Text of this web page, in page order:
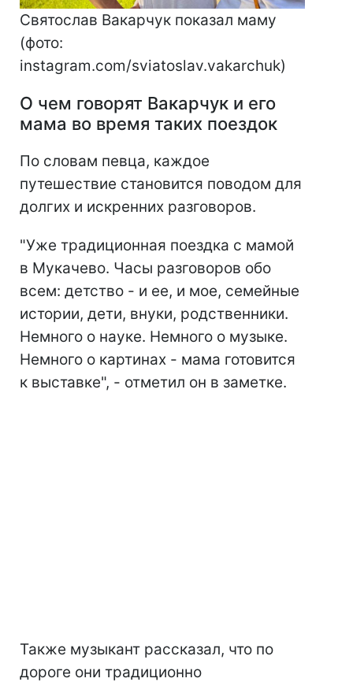
Святослав Вакарчук показал маму
(фото:
instagram.com/sviatoslav.vakarchuk)
О чем говорят Вакарчук и его
мама во время таких поездок
По словам певца, каждое
путешествие становится поводом для
долгих и искренних разговоров.
"Уже традиционная поездка с мамой
в Мукачево. Часы разговоров обо
всем: детство - и ее, и мое, семейные
истории, дети, внуки, родственники.
Немного о науке. Немного о музыке.
Немного о картинах - мама готовится
к выставке", - отметил он в заметке.
Также музыкант рассказал, что по
дороге они традиционно